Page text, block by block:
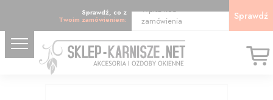
Sprawdź, co z
Twoim zamówieniem:
Wpisz kod
zamówienia
Sprawdź